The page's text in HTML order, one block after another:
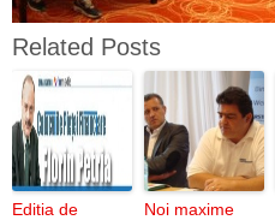
Related Posts
Editia de
Noi maxime